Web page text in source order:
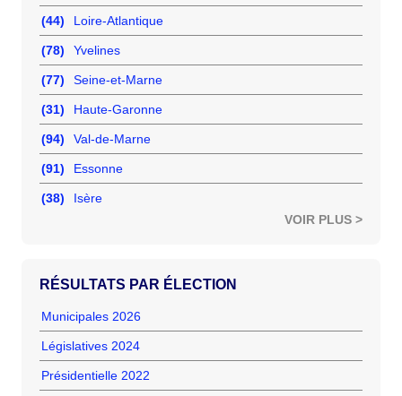
(44) Loire-Atlantique
(78) Yvelines
(77) Seine-et-Marne
(31) Haute-Garonne
(94) Val-de-Marne
(91) Essonne
(38)
Isère
VOIR PLUS >
RÉSULTATS PAR ÉLECTION
Municipales 2026
Législatives 2024
Présidentielle 2022